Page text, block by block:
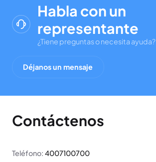
Habla con un
representante
¿Tiene preguntas o necesita ayuda?
Déjanos un mensaje
Contáctenos
Teléfono: 4007100700